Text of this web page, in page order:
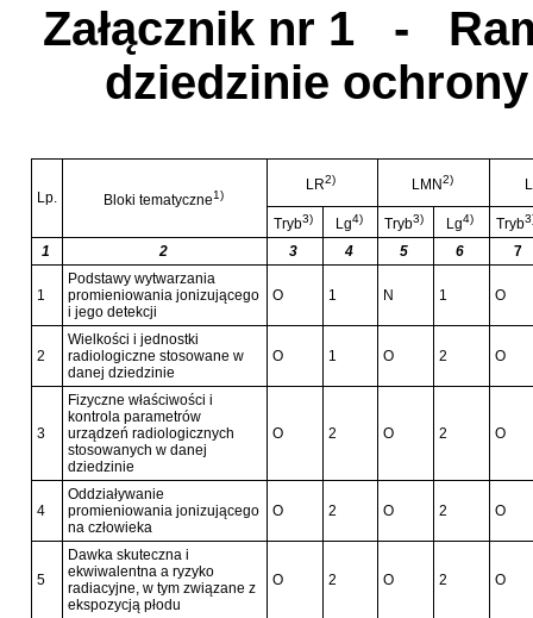
Załącznik nr 1-
dziedzinie
Lp. Bloki tematyczne1)
LR2) LMN2)
Tryb3) Lg4) Tryb3) Lg4) Tryb
1 2 3 4 5 6 7
1
Podstawy wytwarzania
promieniowania jonizującego
i jego detekcji
O 1 N 1 O
2
Wielkości i jednostki
radiologiczne stosowane w
danej dziedzinie
O 1 O 2 O
3
Fizyczne właściwości i
kontrola parametrów
urządzeń radiologicznych
stosowanych w danej
dziedzinie
O 2 O 2 O
4
Oddziaływanie
promieniowania jonizującego
na człowieka
O 2 O 2 O
5
Dawka skuteczna i
ekwiwalentna a ryzyko
radiacyjne, w tym związane z
ekspozycją płodu
O 2 O 2 O